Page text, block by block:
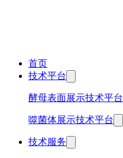
首页
技术平台
酵母表面展示技术平台
噬菌体展示技术平台
技术服务